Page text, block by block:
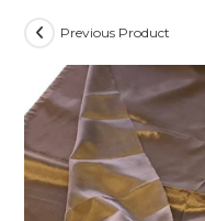
Previous Product